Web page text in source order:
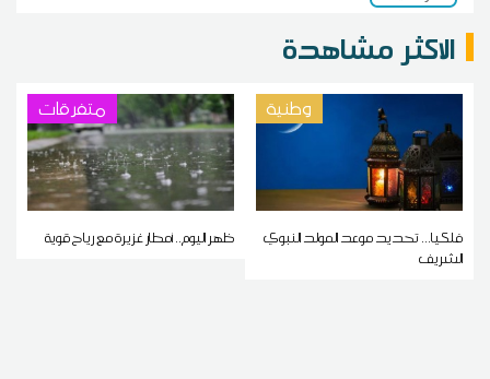
الاكثر مشاهدة
وطنية
فلكيا... تحديد موعد المولد النبوي
الشريف
متفرقات
ظهر اليوم.. أمطار غزيرة مع رياح قوية